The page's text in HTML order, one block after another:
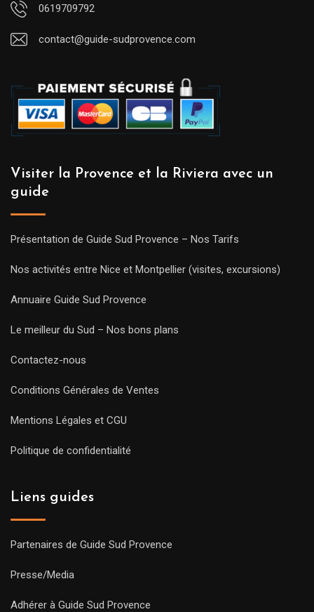
0619709792
contact@guide-sudprovence.com
Visiter la Provence et la Riviera avec un
guide
Présentation de Guide Sud Provence – Nos Tarifs
Nos activités entre Nice et Montpellier (visites, excursions)
Annuaire Guide Sud Provence
Le meilleur du Sud – Nos bons plans
Contactez-nous
Conditions Générales de Ventes
Mentions Légales et CGU
Politique de confidentialité
Liens guides
Partenaires de Guide Sud Provence
Presse/Media
Adhérer à Guide Sud Provence